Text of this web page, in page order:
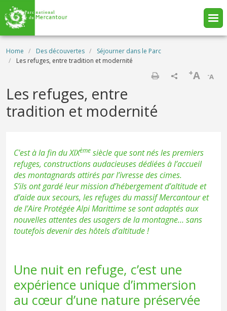
Skip to main content
Breadcrumb
Home Des découvertes
Séjourner dans le Parc
Les refuges, entre tradition et modernité
-A
+A
Les refuges, entre
tradition et modernité
C'est à la fin du XIXème siècle que sont nés les premiers
refuges, constructions audacieuses dédiées à l’accueil
des montagnards attirés par l’ivresse des cimes.
S’ils ont gardé leur mission d’hébergement d’altitude et
d’aide aux secours, les refuges du massif Mercantour et
de l’Aire Protégée Alpi Marittime se sont adaptés aux
nouvelles attentes des usagers de la montagne… sans
toutefois devenir des hôtels d’altitude !
Une nuit en refuge, c’est une
expérience unique d’immersion
au cœur d’une nature préservée